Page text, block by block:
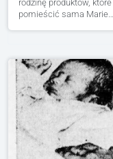
rodzinę produktów,
pomieścić sama Marie…